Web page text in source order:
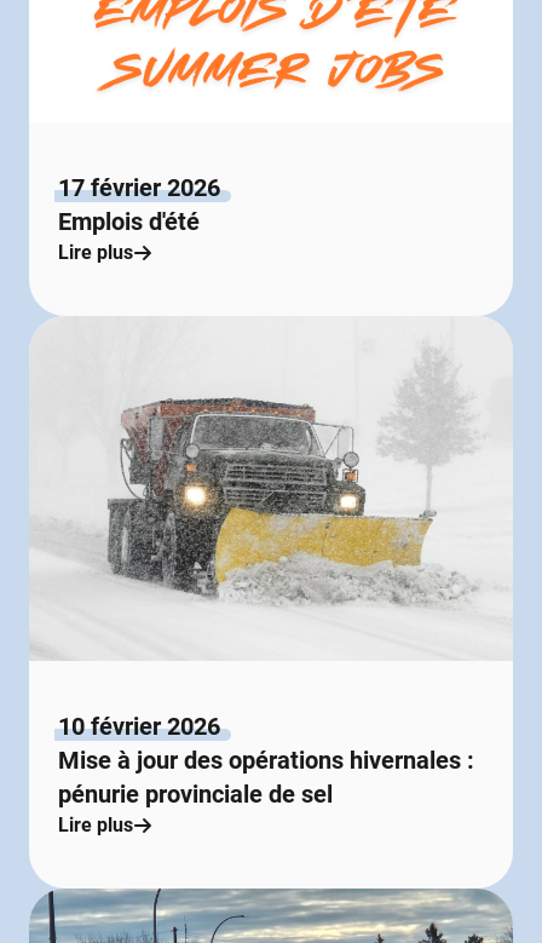
17 février 2026
Emplois d'été
Lire plus
10 février 2026
Mise à jour des opérations hivernales :
pénurie provinciale de sel
Lire plus